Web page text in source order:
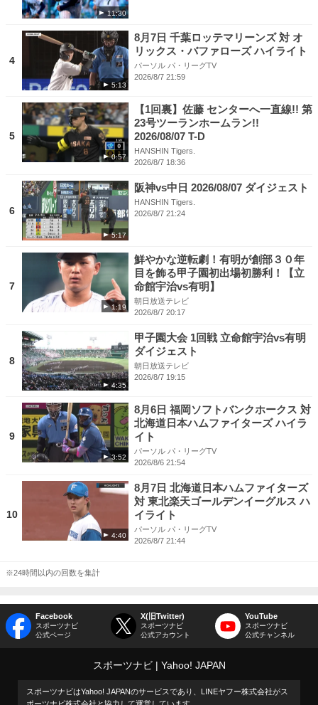
11:30
4
5:13
8月7日 千葉ロッテマリーンズ 対 オ
リックス・バファローズ ハイライト
パーソル パ・リーグTV
2026/8/7 21:59
5
0:57
【1回裏】佐藤 センターへ一直線!! 第
23号ツーランホームラン!!
2026/08/07 T-D
HANSHIN Tigers.
2026/8/7 18:36
6
5:17
阪神vs中日 2026/08/07 ダイジェスト
HANSHIN Tigers.
2026/8/7 21:24
7
1:19
鮮やかな逆転劇！有明が創部３０年
目を飾る甲子園初出場初勝利！【立
命館宇治vs有明】
朝日放送テレビ
2026/8/7 20:17
8
4:35
甲子園大会 1回戦 立命館宇治vs有明
ダイジェスト
朝日放送テレビ
2026/8/7 19:15
9
3:52
8月6日 福岡ソフトバンクホークス 対
北海道日本ハムファイターズ ハイラ
イト
パーソル パ・リーグTV
2026/8/6 21:54
10
4:40
8月7日 北海道日本ハムファイターズ
対 東北楽天ゴールデンイーグルス ハ
イライト
パーソル パ・リーグTV
2026/8/7 21:44
※24時間以内の回数を集計
Facebook
スポーツナビ
公式ページ
X(旧Twitter)
スポーツナビ
公式アカウント
YouTube
スポーツナビ
公式チャンネル
スポーツナビ Yahoo! JAPAN
スポーツナビはYahoo! JAPANのサービスであり、LINEヤフー株式会社がス